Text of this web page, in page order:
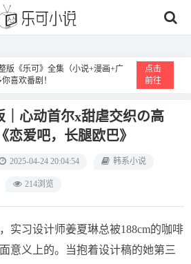
版《乐可》全集（小说+漫画+广
喜欢番剧！
点击
前往
｜心动首尔x甜虐交织の高
恋爱吧，长腿欧巴》
2025-04-24 20:04:54 韩系小说
214浏览
实习设计师姜夏琳总被188cm的咖啡
意义上的。当抱着设计稿的她第三